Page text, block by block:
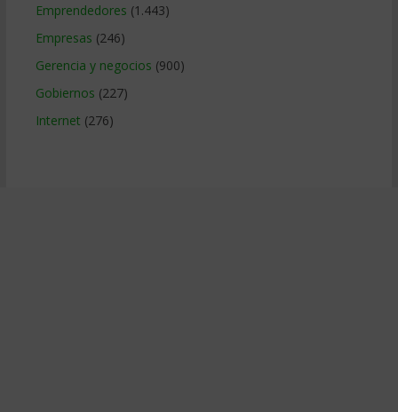
Emprendedores (1.443)
Empresas (246)
Gerencia y negocios (900)
Gobiernos (227)
Internet (276)